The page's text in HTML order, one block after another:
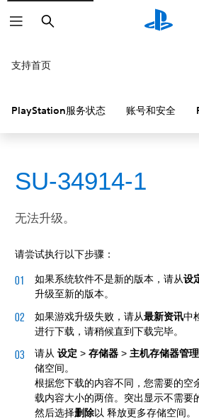
搜
索
支持首页
PlayStation服务状态 账号和安全
SU-34914-1
无法升级。
请尝试执行以下步骤：
如果系统软件不是新的版本，请从设
升级至新的版本。
如果游戏升级失败，请从最新资讯中
进行下载，请稍候直到下载完毕。
请从 设定 > 存储器 > 主机存储器管理
储空间。
根据您下载的内容不同，您需要的空
载内容大小的两倍。突出显示不需要
然后选择删除以 释放更多存储空间。